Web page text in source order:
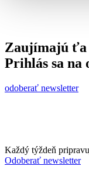
Zaujímajú ťa
Prihlás sa na
odoberať newsletter
Každý týždeň
Odoberať newsletter